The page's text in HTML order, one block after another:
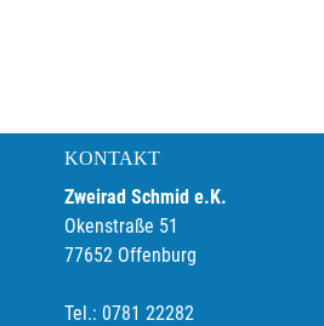
KONTAKT
Zweirad Schmid e.K.
Okenstraße 51
77652 Offenburg
Tel.: 0781 22282